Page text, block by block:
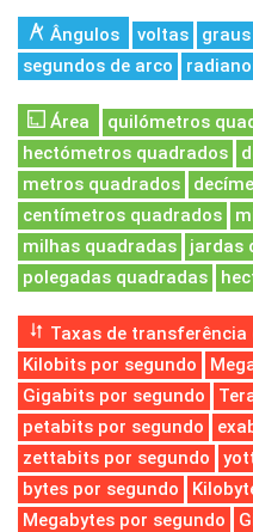
Ângulos voltas graus
segundos de arco
Área
quilómetros
hectómetros quadrados
metros quadrados
centímetros quadrados
milhas quadradas
jardas
polegadas quadradas
Taxas de transferência
Kilobits por segundo
Gigabits por segundo
petabits por segundo
zettabits por segundo
bytes por segundo
Megabytes por segundo